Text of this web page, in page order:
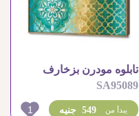
تابلوه مودرن بزخارف
إسلامية ذهبية لديكور
مميز
SA95089
549 جنيه يبدأ من 1